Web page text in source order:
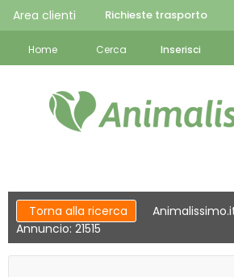
Area clienti Richieste trasporto
Home Cerca Inserisci
Torna alla ricerca
Annuncio: 21515